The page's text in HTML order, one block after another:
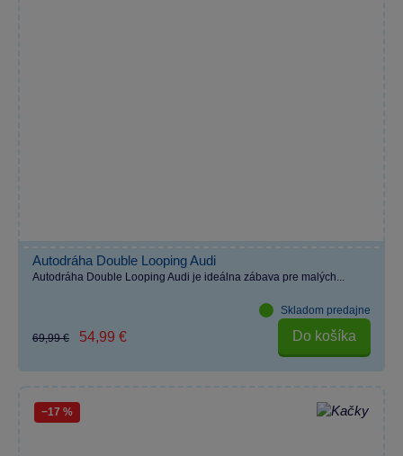
Autodráha Double Looping Audi
Autodráha Double Looping Audi je ideálna zábava pre malých...
Skladom predajne
69,99 € 54,99 € Do košíka
−17 %